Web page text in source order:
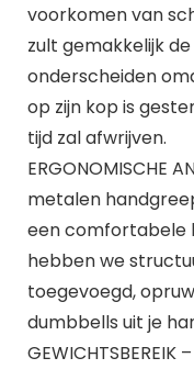
voorkomen van
zult gemakkelijk
onderscheiden
op zijn kop is
tijd zal afwrijven.
ERGONOMISCHE
metalen
een comfortabele
hebben we
toegevoegd,
dumbbells uit je